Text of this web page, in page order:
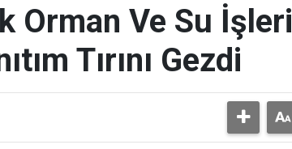
Orman Ve Su İşleri
Tırını Gezdi